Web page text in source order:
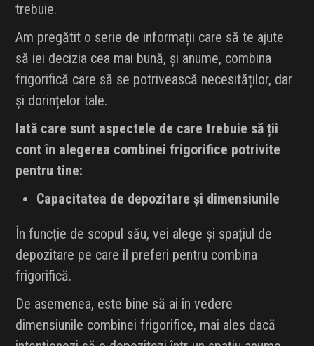
trebuie.
Am pregătit o serie de informații care să te ajute
să iei decizia cea mai bună, și anume, combina
frigorifică care să se potrivească necesităților, dar
și dorințelor tale.
Iată care sunt aspectele de care trebuie să ții
cont în alegerea combinei frigorifice potrivite
pentru tine:
Capacitatea de depozitare și dimensiunile
În funcție de scopul său, vei alege și spațiul de
depozitare pe care îl preferi pentru combina
frigorifică.
De asemenea, este bine să ai în vedere
dimensiunile combinei frigorifice, mai ales dacă